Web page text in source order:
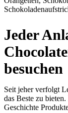
Jeder
besuchen
Seit jeher verfolgt
das Beste zu
Geschichte